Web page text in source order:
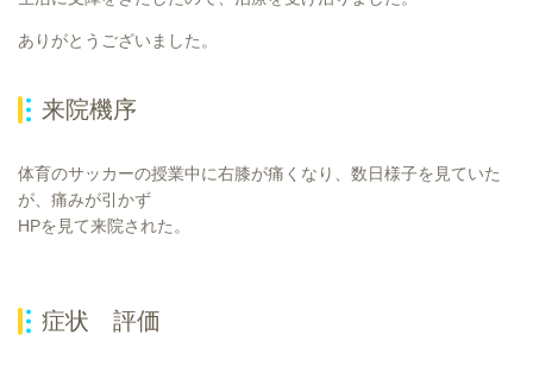
ありがとうございました。
来院機序
体育のサッカーの授業中に右膝が痛くなり、数日様子を見ていた
が、痛みが引かず
HPを見て来院された。
症状 評価